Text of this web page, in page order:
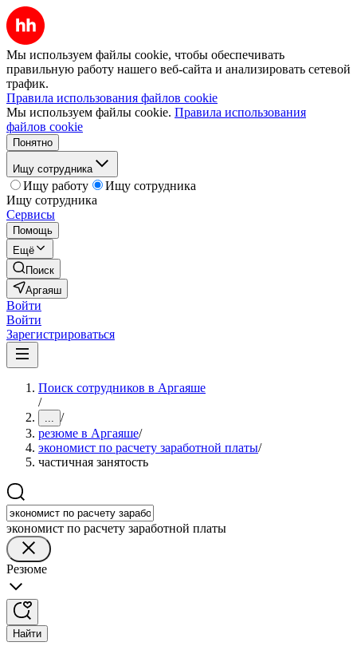
Мы используем файлы cookie, чтобы обеспечивать
правильную работу нашего веб-сайта и анализировать сетевой
трафик.
Правила использования файлов cookie
Мы используем файлы cookie. Правила использования
файлов cookie
Понятно
Ищу сотрудника
Ищу работу
Ищу сотрудника
Ищу сотрудника
Сервисы
Помощь
Ещё
Поиск
Аргаяш
Войти
Войти
Зарегистрироваться
Поиск сотрудников в Аргаяше
/
... /
резюме в Аргаяше/
экономист по расчету заработной платы/
частичная занятость
экономист по расчету заработной платы
Резюме
Найти